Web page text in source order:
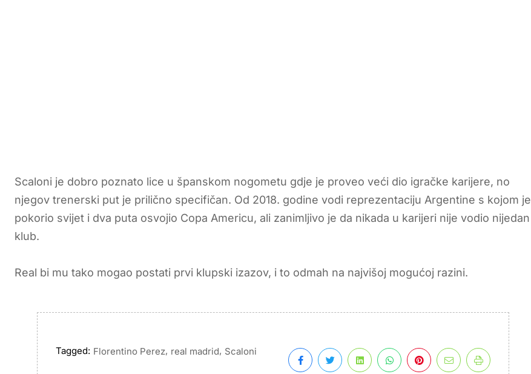
Scaloni je dobro poznato lice u španskom nogometu gdje je proveo veći dio igračke karijere, no
njegov trenerski put je prilično specifičan. Od 2018. godine vodi reprezentaciju Argentine s kojom je
pokorio svijet i dva puta osvojio Copa Americu, ali zanimljivo je da nikada u karijeri nije vodio nijedan
klub.
Real bi mu tako mogao postati prvi klupski izazov, i to odmah na najvišoj mogućoj razini.
Tagged: Florentino Perez, real madrid, Scaloni